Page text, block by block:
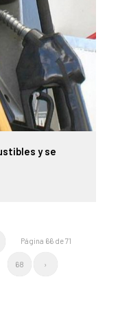
y se
Página 66 de 71
68 ›